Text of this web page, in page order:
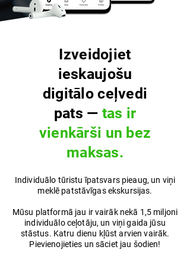
Izveidojiet
ieskaujošu
digitālo ceļvedi
pats — tas ir
vienkārši un bez
maksas.
Individuālo tūristu īpatsvars pieaug, un viņi
meklē patstāvīgas ekskursijas.
Mūsu platformā jau ir vairāk nekā 1,5 miljoni
individuālo ceļotāju, un viņi gaida jūsu
stāstus. Katru dienu kļūst arvien vairāk.
Pievienojieties un sāciet jau šodien!